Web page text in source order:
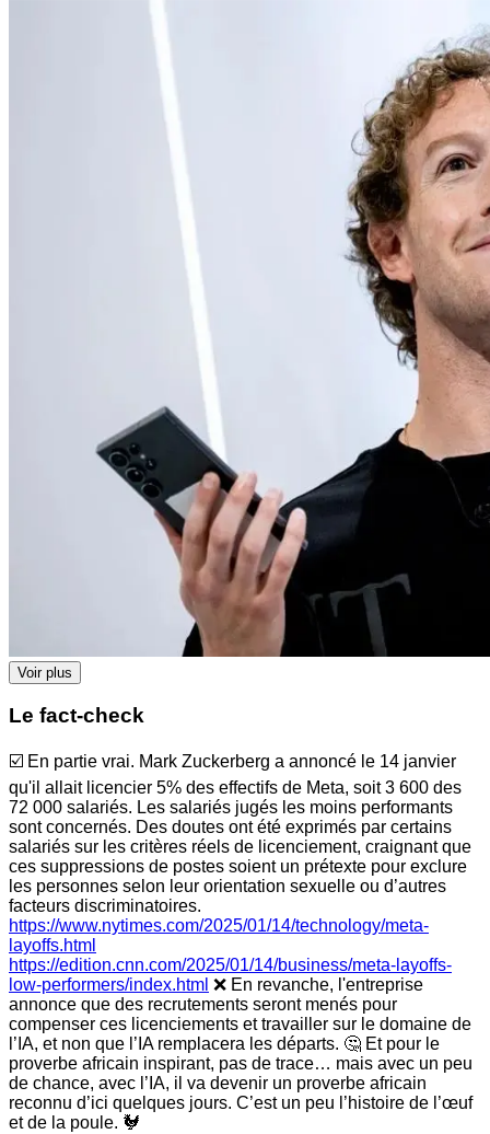
Voir plus
Le fact-check
☑️ En partie vrai. Mark Zuckerberg a annoncé le 14 janvier
qu'il allait licencier 5% des effectifs de Meta, soit 3 600 des
72 000 salariés. Les salariés jugés les moins performants
sont concernés. Des doutes ont été exprimés par certains
salariés sur les critères réels de licenciement, craignant que
ces suppressions de postes soient un prétexte pour exclure
les personnes selon leur orientation sexuelle ou d’autres
facteurs discriminatoires.
https://www.nytimes.com/2025/01/14/technology/meta-
layoffs.html
https://edition.cnn.com/2025/01/14/business/meta-layoffs-
low-performers/index.html ❌ En revanche, l'entreprise
annonce que des recrutements seront menés pour
compenser ces licenciements et travailler sur le domaine de
l’IA, et non que l’IA remplacera les départs. 🤔 Et pour le
proverbe africain inspirant, pas de trace… mais avec un peu
de chance, avec l’IA, il va devenir un proverbe africain
reconnu d’ici quelques jours. C’est un peu l’histoire de l’œuf
et de la poule. 🐓